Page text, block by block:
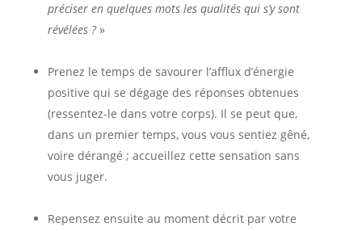
préciser en quelques mots les qualités qui s’y sont
révélées ?»
Prenez le temps de savourer l’afflux d’énergie
positive qui se dégage des réponses obtenues
(ressentez-le dans votre corps). Il se peut que,
dans un premier temps, vous vous sentiez gêné,
voire dérangé ; accueillez cette sensation sans
vous juger.
Repensez ensuite au moment décrit par votre